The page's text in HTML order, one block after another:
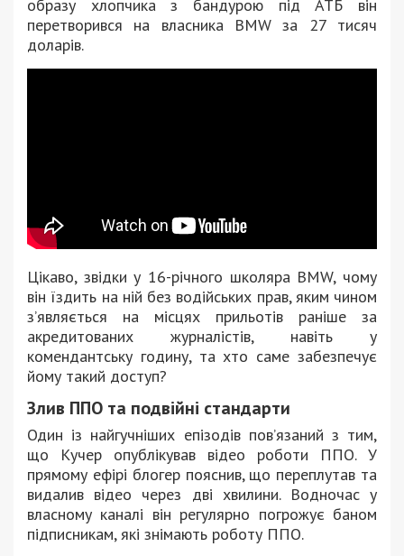
образу хлопчика з бандурою під АТБ він
перетворився на власника BMW за 27 тисяч
доларів.
Цікаво, звідки у 16-річного школяра BMW, чому
він їздить на ній без водійських прав, яким чином
зʼявляється на місцях прильотів раніше за
акредитованих журналістів, навіть у
комендантську годину, та хто саме забезпечує
йому такий доступ?
Злив ППО та подвійні стандарти
Один із найгучніших епізодів повʼязаний з тим,
що Кучер опублікував відео роботи ППО. У
прямому ефірі блогер пояснив, що переплутав та
видалив відео через дві хвилини. Водночас у
власному каналі він регулярно погрожує баном
підписникам, які знімають роботу ППО.